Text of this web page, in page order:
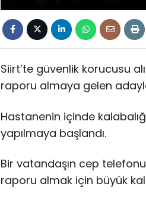
Siirt’te güvenlik korucusu
raporu almaya gelen
Hastanenin içinde
yapılmaya başlandı.
Bir vatandaşın cep
raporu almak için büyük